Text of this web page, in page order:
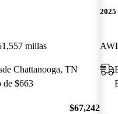
millas
Chattanooga, TN
de $663
$67,242
2025